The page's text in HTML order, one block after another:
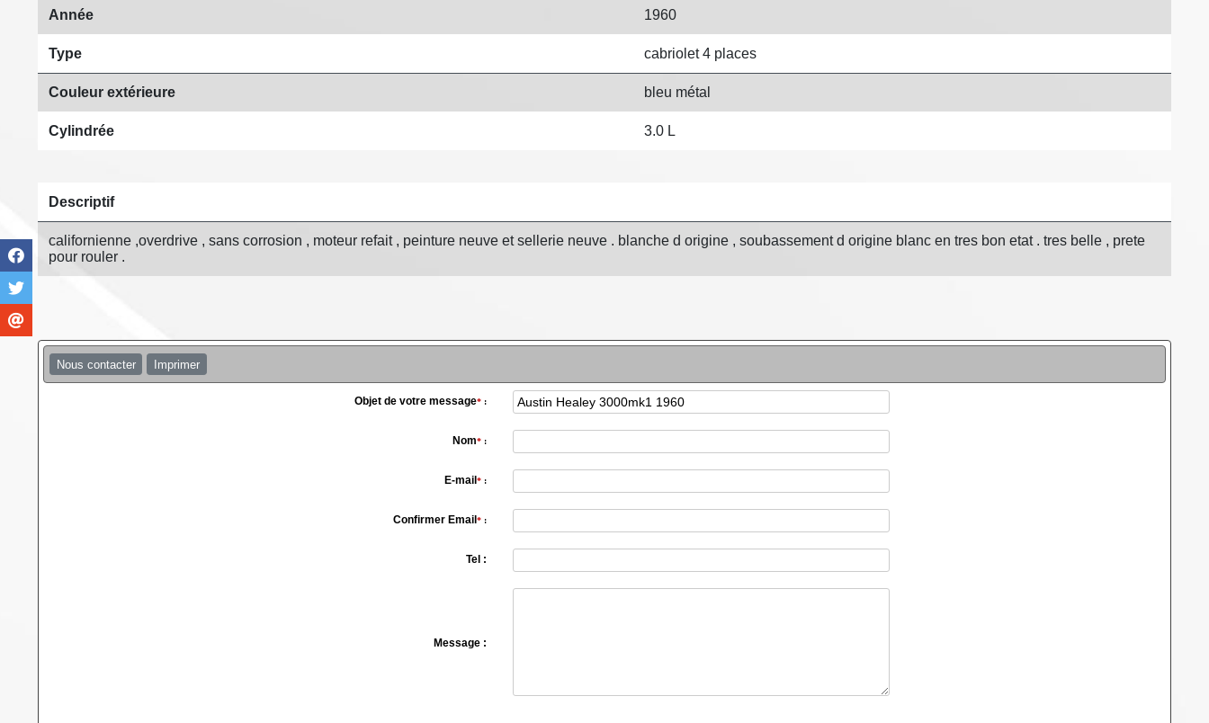
Année 1960
Type cabriolet 4 places
Couleur extérieure bleu métal
Cylindrée 3.0 L
Descriptif
californienne ,overdrive , sans corrosion , moteur refait , peinture neuve et sellerie neuve . blanche d origine , soubassement d origine blanc en tres bon etat . tres belle , prete
pour rouler .
Nous contacter Imprimer
Objet de votre message*:
Nom*:
E-mail *:
Confirmer Email *:
Tel :
Message :